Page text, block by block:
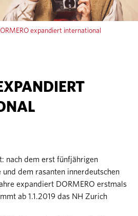
expandiert international
nach dem erst fünfjährigen
und dem rasanten innerdeutschen
expandiert DORMERO erstmals
ab 1.1.2019 das NH Zurich